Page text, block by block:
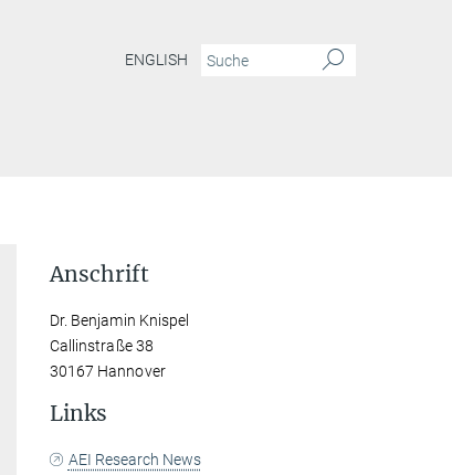
ENGLISH
Anschrift
Dr. Benjamin Knispel
Callinstraße 38
30167 Hannover
Links
AEI Research News